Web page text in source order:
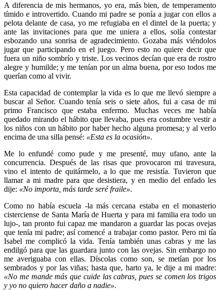
A diferencia de mis hermanos, yo era, más bien, de temperamento
tímido e introvertido. Cuando mi padre se ponía a jugar con ellos a
pelota delante de casa, yo me refugiaba en el dintel de la puerta; y
ante las invitaciones para que me uniera a ellos, solía contestar
esbozando una sonrisa de agradecimiento. Gozaba más viéndolos
jugar que participando en el juego. Pero esto no quiere decir que
fuera un niño sombrío y triste. Los vecinos decían que era de rostro
alegre y humilde; y me tenían por un alma buena, por eso todos me
querían como al vivir.
Esta capacidad de contemplar la vida es lo que me llevó siempre a
buscar al Señor. Cuando tenía seis o siete años, fui a casa de mi
primo Francisco que estaba enfermo. Muchas veces me había
quedado mirando el hábito que llevaba, pues era costumbre vestir a
los niños con un hábito por haber hecho alguna promesa; y al verlo
encima de una silla pensé: «Esta es la ocasión».
Me lo enfundé como pude y me presenté, muy ufano, ante la
concurrencia. Después de las risas que provocaron mi travesura,
vino el intento de quitármelo, a lo que me resistía. Tuvieron que
llamar a mi madre para que desistiera, y en medio del enfado les
dije: «No importa, más tarde seré fraile».
Como no había escuela -la más cercana estaba en el monasterio
cisterciense de Santa María de Huerta y para mi familia era todo un
lujo-, tan pronto fui capaz me mandaron a guardar las pocas ovejas
que tenía mi padre; así comencé a trabajar como pastor. Pero mi tía
Isabel me complicó la vida. Tenía también unas cabras y me las
endilgó para que las guardara junto con las ovejas. Sin embargo no
me averiguaba con ellas. Díscolas como son, se metían por los
sembrados y por las viñas; hasta que, harto ya, le dije a mi madre:
«No me mande más que cuide las cabras, pues se comen los trigos
y yo no quiero hacer daño a nadie».